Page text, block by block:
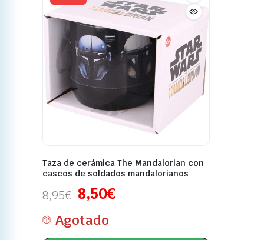
Taza de cerámica The Mandalorian con
cascos de soldados mandalorianos
8,95€ 8,50€
Agotado